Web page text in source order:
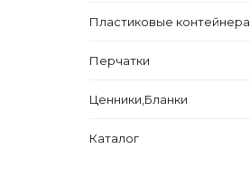
Пластиковые контейнера
Перчатки
Ценники,Бланки
Каталог